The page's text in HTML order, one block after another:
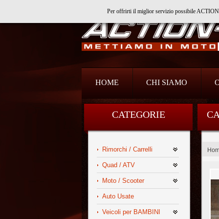
HOME CHI SIAMO
CATEGORIE
Rimorchi / Carrelli
Quad / ATV
Moto / Scooter
Auto Usate
Veicoli per BAMBINI
Per offrirti il miglior servizio possibile ACTION